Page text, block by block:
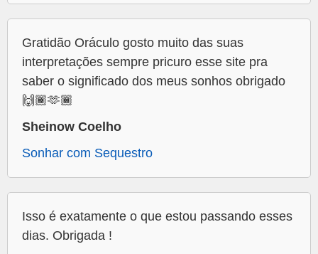
Gratidão Oráculo gosto muito das suas
interpretações sempre pricuro esse site pra
saber o significado dos meus sonhos obrigado
🙌🏾🫶🏾
Sheinow Coelho
Sonhar com Sequestro
Isso é exatamente o que estou passando esses
dias. Obrigada !